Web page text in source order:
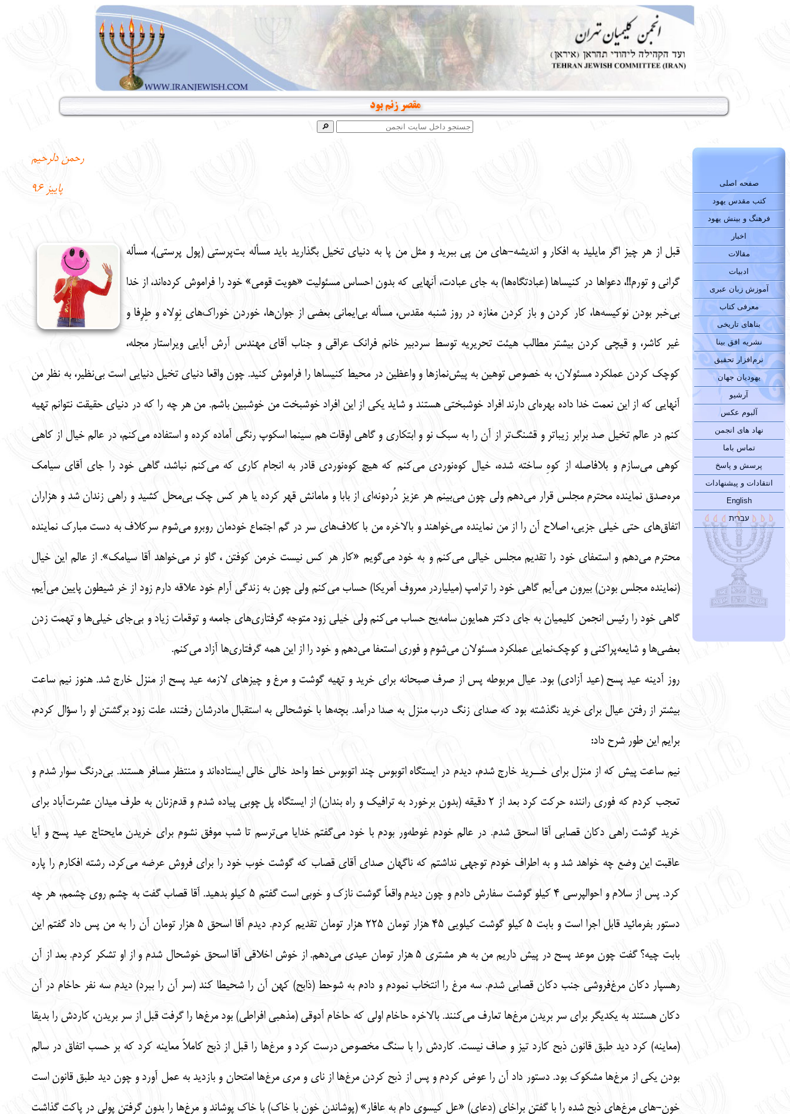
مقصر زنم بود
صفحه اصلی
کتب مقدس یهود
فرهنگ و بینش یهود
اخبار
مقالات
ادبیات
آموزش زبان عبری
معرفی کتاب
بناهای تاریخی
نشریه افق بینا
نرم‌افزار تحقیق
یهودیان جهان
آرشیو
آلبوم عکس
نهاد های انجمن
تماس باما
پرسش و پاسخ
انتقادات و پیشنهادات
English
עברית
رحمن دلرحیم
پاییز 96
قبل از هر چیز اگر مایلید به افکار واندیشه-های من پی ببرید و مثل من پا به دنیای تخیل بگذارید باید مسأله بت‌پرستی (پول پرستی)، مسأله
گرانی و تورم!!، دعواها در کنیساها (عبادتگاه‌ها) به جای عبادت، آنهایی که بدون احساس مسئولیت «هویت قومی» خود را فراموش کرده‌اند، از خدا
بی‌خبر بودن نوکیسه‌ها، کار کردن و باز کردن مغازه در روز شنبه مقدس، مسأله بی‌ایمانی بعضی از جوان‌ها، خوردن خوراک‌های نِوِلاه و طِرِفا و
غیر کاشر، و قیچی کردن بیشتر مطالب هیئت تحریریه توسط سردبیر خانم فرانک عراقی و جناب آقای مهندس آرش آبایی ویراستار مجله،
کوچک کردن عملکرد مسئولان، به خصوص توهین به پیش‌نمازها و واعظین در محیط کنیساها را فراموش کنید. چون واقعا دنیای تخیل دنیایی است بی‌نظیر، به نظر من
آنهایی که از این نعمت خدا داده بهره‌ای دارند افراد خوشبختی هستند و شاید یکی از این افراد خوشبخت من خوشبین باشم. من هر چه را که در دنیای حقیقت نتوانم تهیه
کنم در عالم تخیل صد برابر زیباتر و قشنگ‌تر از آن را به سبک نو و ابتکاری و گاهی اوقات هم سینما اسکوپ رنگی آماده کرده و استفاده می‌کنم، در عالم خیال از کاهی
کوهی می‌سازم و بلافاصله از کوهِ ساخته شده، خیال کوه‌نوردی می‌کنم که هیچ کوه‌نوردی قادر به انجام کاری که می‌کنم نباشد، گاهی خود را جای آقای سیامک
مره‌صدق نماینده محترم مجلس قرار می‌دهم ولی چون می‌بینم هر عزیز دُردونه‌ای از بابا و مامانش قهر کرده یا هر کس چک بی‌محل کشید و راهی زندان شد و هزاران
اتفاق‌های حتی خیلی جزیی، اصلاح آن را از من نماینده می‌خواهند و بالاخره من با کلاف‌های سر در گم اجتماع خودمان روبرو می‌شوم سرکلاف به دست مبارک نماینده
محترم می‌دهم و استعفای خود را تقدیم مجلس خیالی می‌کنم و به خود می‌گویم «کار هر کس نیست خرمن کوفتن ، گاو نر می‌خواهد آقا سیامک». از عالم این خیال
(نماینده مجلس بودن) بیرون می‌آیم گاهی خود را ترامپ (میلیاردر معروف آمریکا) حساب می‌کنم ولی چون به زندگی آرام خود علاقه دارم زود از خر شیطون پایین می‌آیم،
گاهی خود را رئیس انجمن کلیمیان به جای دکتر همایون سامه‌یح حساب می‌کنم ولی خیلی زود متوجه گرفتاری‌های جامعه و توقعات زیاد و بی‌جای خیلی‌ها و تهمت زدن
بعضی‌ها و شایعه‌پراکنی و کوچک‌نمایی عملکرد مسئولان می‌شوم و فوری استعفا می‌دهم و خود را از این همه گرفتاری‌ها آزاد می‌کنم.
روز آدینه عید پسح (عید آزادی) بود. عیال مربوطه پس از صرف صبحانه برای خرید و تهیه گوشت و مرغ و چیزهای لازمه عید پسح از منزل خارج شد. هنوز نیم ساعت
بیشتر از رفتن عیال برای خرید نگذشته بود که صدای زنگ درب منزل به صدا درآمد. بچه‌ها با خوشحالی به استقبال مادرشان رفتند، علت زود برگشتن او را سؤال کردم،
برایم این طور شرح داد:
نیم ساعت پیش که از منزل برای خــرید خارج شدم، دیدم در ایستگاه اتوبوس چند اتوبوس خط واحد خالی خالی ایستاده‌اند و منتظر مسافر هستند. بی‌درنگ سوار شدم و
تعجب کردم که فوری راننده حرکت کرد بعد از 2 دقیقه (بدون برخورد به ترافیک و راه بندان) از ایستگاه پل چوبی پیاده شدم و قدم‌زنان به طرف میدان عشرت‌آباد برای
خرید گوشت راهی دکان قصابی آقا اسحق شدم. در عالم خودم غوطه‌ور بودم با خود می‌گفتم خدایا می‌ترسم تا شب موفق نشوم برای خریدن مایحتاج عید پسح و آیا
عاقبت این وضع چه خواهد شد و به اطراف خودم توجهی نداشتم که ناگهان صدای آقای قصاب که گوشت خوب خود را برای فروش عرضه می‌کرد، رشته افکارم را پاره
کرد. پس از سلام و احوالپرسی 4 کیلو گوشت سفارش دادم و چون دیدم واقعاً گوشت نازک و خوبی است گفتم 5 کیلو بدهید. آقا قصاب گفت به چشم روی چشمم، هر چه
دستور بفرمائید قابل اجرا است و بابت 5 کیلو گوشت کیلویی 45 هزار تومان 225 هزار تومان تقدیم کردم. دیدم آقا اسحق 5 هزار تومان آن را به من پس داد گفتم این
بابت چیه؟ گفت چون موعد پسح در پیش داریم من به هر مشتری 5 هزار تومان عیدی می‌دهم. از خوش اخلاقی آقا اسحق خوشحال شدم و از او تشکر کردم. بعد از آن
رهسپار دکان مرغ‌فروشی جنب دکان قصابی شدم. سه مرغ را انتخاب نمودم و دادم به شوحط (ذابح) کهن آن را شحیطا کند (سر آن را ببرد) دیدم سه نفر حاخام در آن
دکان هستند به یکدیگر برای سر بریدن مرغ‌ها تعارف می‌کنند. بالاخره حاخام اولی که حاخام آدوقی (مذهبی افراطی) بود مرغ‌‌ها را گرفت قبل از سر بریدن، کاردش را بدیقا
(معاینه) کرد دید طبق قانون ذبح کارد تیز و صاف نیست. کاردش را با سنگ مخصوص درست کرد و مرغ‌ها را قبل از ذبح کاملاً معاینه کرد که بر حسب اتفاق در سالم
بودن یکی از مرغ‌ها مشکوک بود. دستور داد آن را عوض کردم و پس از ذبح کردن مرغ‌ها از نای و مری مرغ‌ها امتحان و بازدید به عمل آورد و چون دید طبق قانون است
خون-های مرغ‌های ذبح شده را با گفتن براخای (دعای) «عل کیسوی دام به عافار» (پوشاندن خون با خاک) با خاک پوشاند و مرغ‌ها را بدون گرفتن پولی در پاکت گذاشت